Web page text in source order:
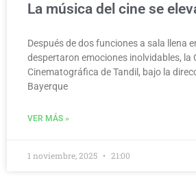
La música del cine se
Después de dos funciones a sala llena
despertaron emociones inolvidables, la
Cinematográfica de Tandil, bajo la
Bayerque
VER MÁS »
1 noviembre, 2025 21:00